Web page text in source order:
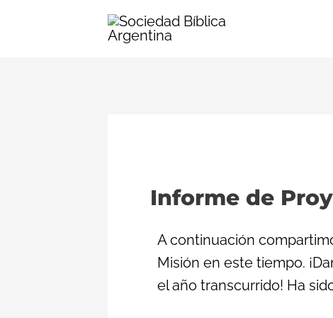
Informe de
A continuación
Misión en este tiempo.
el año transcurrido! Ha